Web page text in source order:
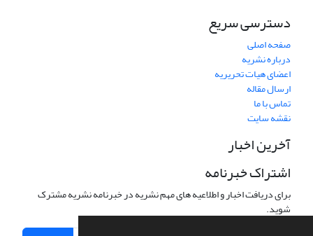
دسترسی سریع
صفحه اصلی
درباره نشریه
اعضای هیات تحریریه
ارسال مقاله
تماس با ما
نقشه سایت
آخرین اخبار
اشتراک خبرنامه
برای دریافت اخبار و اطلاعیه های مهم نشریه در خبرنامه نشریه مشترک
شوید.